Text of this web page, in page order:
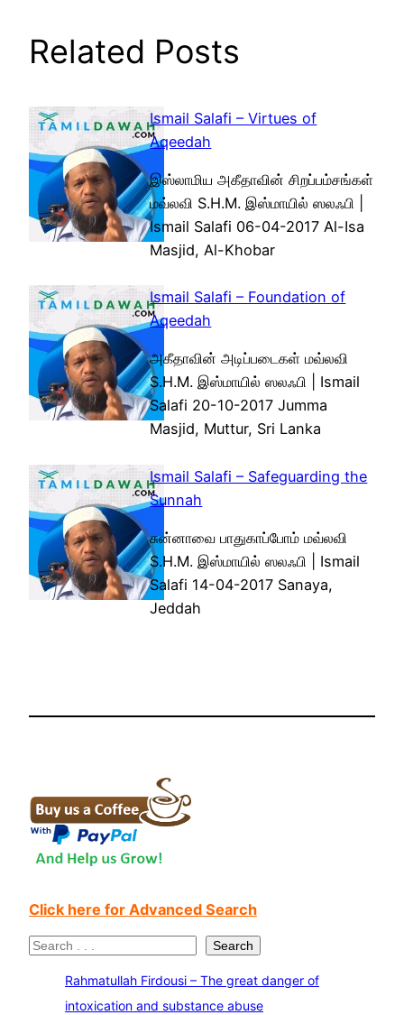
Related Posts
Ismail Salafi – Virtues of
Aqeedah
இஸ்லாமிய அகீதாவின் சிறப்பம்சங்கள்
மவ்லவி S.H.M. இஸ்மாயில் ஸலஃபி |
Ismail Salafi 06-04-2017 Al-Isa
Masjid, Al-Khobar
Ismail Salafi – Foundation of
Aqeedah
அகீதாவின் அடிப்படைகள் மவ்லவி
S.H.M. இஸ்மாயில் ஸலஃபி | Ismail
Salafi 20-10-2017 Jumma
Masjid, Muttur, Sri Lanka
Ismail Salafi – Safeguarding the
Sunnah
சுன்னாவை பாதுகாப்போம் மவ்லவி
S.H.M. இஸ்மாயில் ஸலஃபி | Ismail
Salafi 14-04-2017 Sanaya,
Jeddah
Click here for Advanced Search
S
Search
Rahmatullah Firdousi – The great danger of
intoxication and substance abuse